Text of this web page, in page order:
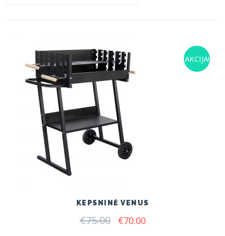
AKCIJA!
KEPSNINĖ VENUS
€75.00 Original
€70.00Current